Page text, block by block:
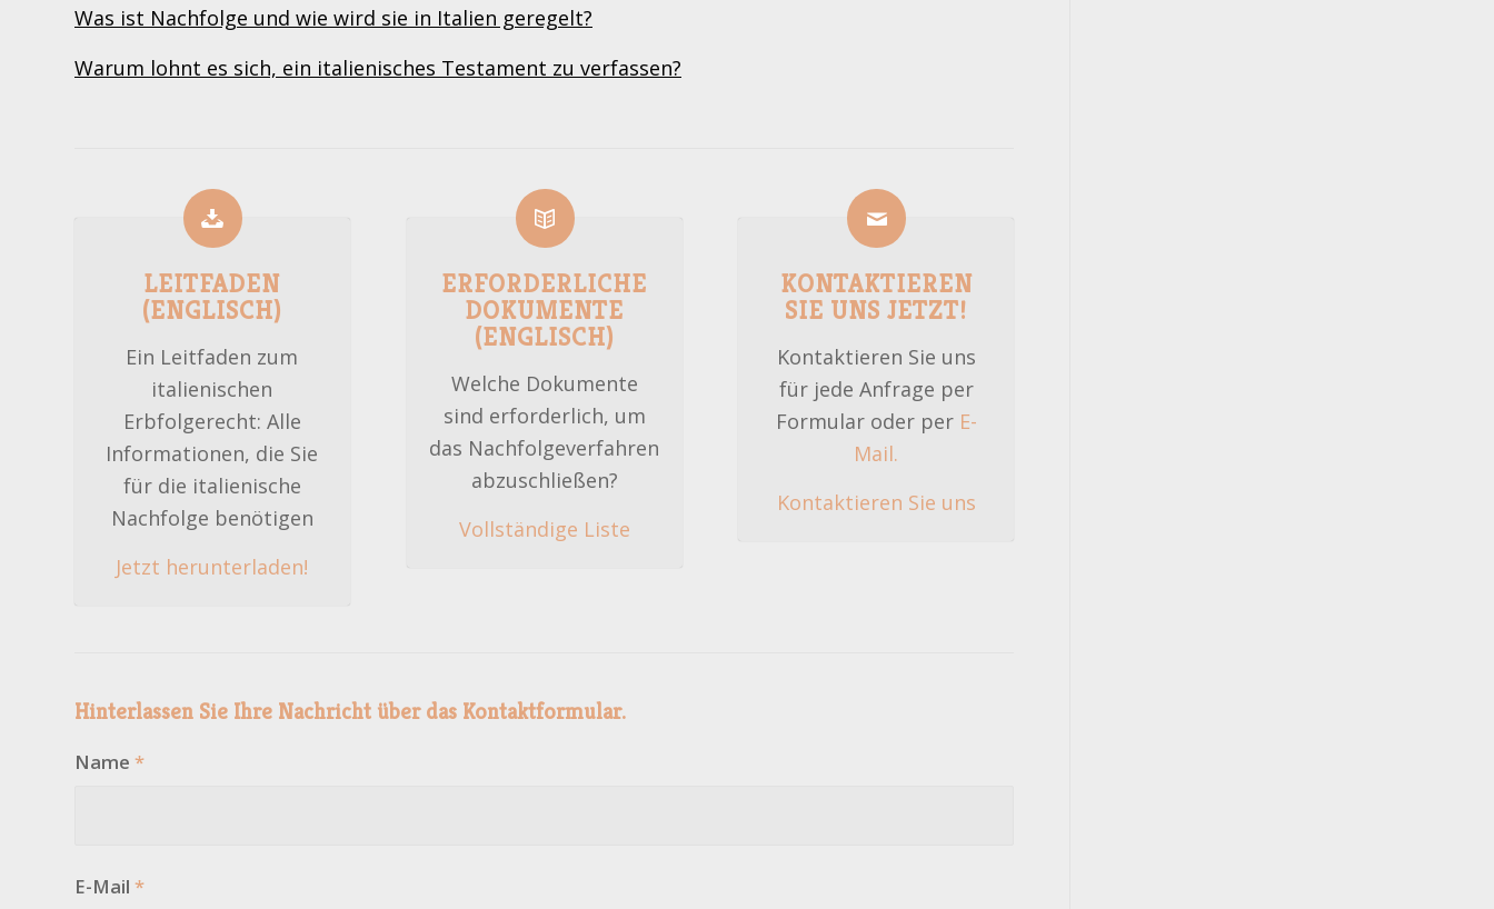
Was ist Nachfolge und wie wird sie in Italien geregelt?
Warum lohnt es sich, ein italienisches Testament zu verfassen?
LEITFADEN
(ENGLISCH)
Ein Leitfaden zum
italienischen
Erbfolgerecht: Alle
Informationen, die Sie
für die italienische
Nachfolge benötigen
Jetzt herunterladen!
ERFORDERLICHE
DOKUMENTE
(ENGLISCH)
Welche Dokumente
sind erforderlich, um
das Nachfolgeverfahren
abzuschließen?
Vollständige Liste
KONTAKTIEREN
SIE UNS JETZT!
Kontaktieren Sie uns
für jede Anfrage per
Formular oder per E-
Mail.
Kontaktieren Sie uns
Hinterlassen Sie Ihre Nachricht über das Kontaktformular.
Name *
E-Mail *